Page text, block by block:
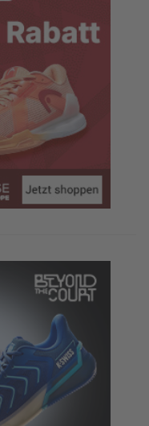
Sie
guten Zustand.
top.
wir die
Die Plätze sind in
Gruppenstunde
2er Gruppe was
pro Einheit) Wir
ist. Die
an der